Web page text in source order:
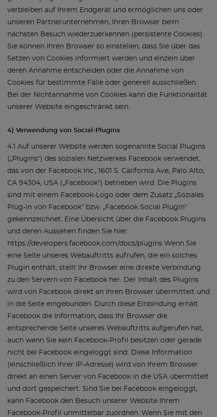
verbleiben auf Ihrem Endgerät und ermöglichen uns oder
unseren Partnerunternehmen, Ihren Browser beim
nächsten Besuch wiederzuerkennen (persistente Cookies).
Sie können Ihren Browser so einstellen, dass Sie über das
Setzen von Cookies informiert werden und einzeln über
deren Annahme entscheiden oder die Annahme von
Cookies für bestimmte Fälle oder generell ausschließen.
Bei der Nichtannahme von Cookies kann die Funktionalität
unserer Website eingeschränkt sein.
4) Verwendung von Social-Plugins
4.1 Auf unserer Website werden sogenannte Social Plugins
(„Plugins“) des sozialen Netzwerkes Facebook verwendet,
das von der Facebook Inc., 1601 S. California Ave, Palo Alto,
CA 94304, USA („Facebook“) betrieben wird. Die Plugins
sind mit einem Facebook-Logo oder dem Zusatz „Soziales
Plug-in von Facebook“ bzw. „Facebook Social Plugin“
gekennzeichnet. Eine Übersicht über die Facebook Plugins
und deren Aussehen finden Sie hier:
https://developers.facebook.com/docs/plugins Wenn Sie
eine Seite unseres Webauftritts aufrufen, die ein solches
Plugin enthält, stellt Ihr Browser eine direkte Verbindung
zu den Servern von Facebook her. Der Inhalt des Plugins
wird von Facebook direkt an Ihren Browser übermittelt und
in die Seite eingebunden. Durch diese Einbindung erhält
Facebook die Information, dass Ihr Browser die
entsprechende Seite unseres Webauftritts aufgerufen hat,
auch wenn Sie kein Facebook-Profil besitzen oder gerade
nicht bei Facebook eingeloggt sind. Diese Information
(einschließlich Ihrer IP-Adresse) wird von Ihrem Browser
direkt an einen Server von Facebook in die USA übermittelt
und dort gespeichert. Sind Sie bei Facebook eingeloggt,
kann Facebook den Besuch unserer Website Ihrem
Facebook-Profil unmittelbar zuordnen. Wenn Sie mit den